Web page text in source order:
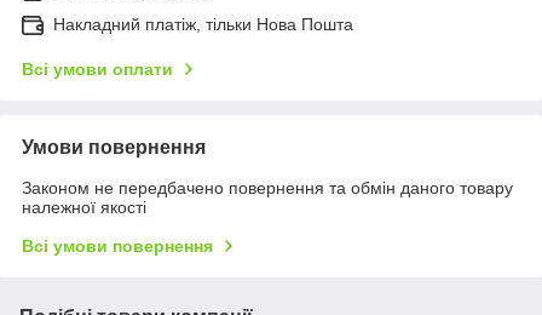
Накладний платіж, тільки Нова Пошта
Всі умови оплати
Умови повернення
Законом не передбачено повернення та обмін даного товару
належної якості
Всі умови повернення